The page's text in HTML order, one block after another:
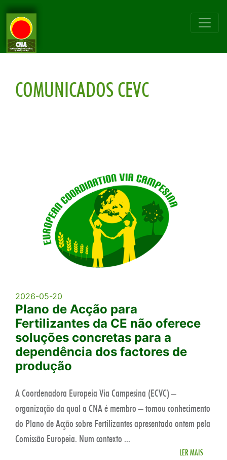
COMUNICADOS CEVC
2026-05-20
Plano de Acção para
Fertilizantes da CE não oferece
soluções concretas para a
dependência dos factores de
produção
A Coordenadora Europeia Via Campesina (ECVC) –
organização da qual a CNA é membro – tomou conhecimento
do Plano de Acção sobre Fertilizantes apresentado ontem pela
Comissão Europeia. Num contexto ...
LER MAIS